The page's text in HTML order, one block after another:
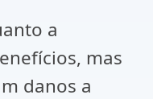
a
mas
danos a